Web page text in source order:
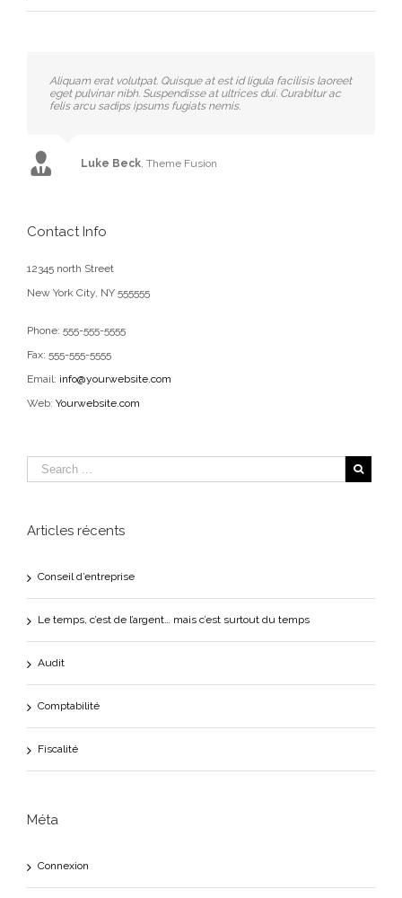
Aliquam erat volutpat. Quisque at est id ligula facilisis laoreet
eget pulvinar nibh. Suspendisse at ultrices dui. Curabitur ac
felis arcu sadips ipsums fugiats nemis.
Luke Beck Theme Fusion
Contact Info
12345 north Street
New York City, NY 555555
Phone: 555-555-5555
Fax: 555-555-5555
Email: info@yourwebsite.com
Web: Yourwebsite.com
Articles récents
Conseil d’entreprise
Le temps, c’est de l’argent… mais c’est surtout du temps
Audit
Comptabilité
Fiscalité
Méta
Connexion